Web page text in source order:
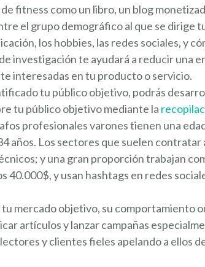
fitness como un libro, un blog
el grupo demográfico al que se dirige
los hobbies, las redes sociales, y
investigación te ayudará a reducir una
interesadas en tu producto o servicio.
tu público objetivo, podrás
tu público objetivo mediante la
profesionales varones tienen una
años. Los sectores que suelen
y una gran proporción trabajan
40.000$, y usan hashtags en redes
mercado objetivo, su comportamiento
artículos y lanzar campañas
y clientes fieles apelando a ellos